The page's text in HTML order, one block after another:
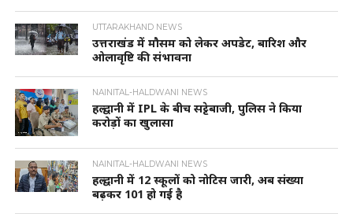
UTTARAKHAND NEWS
उत्तराखंड में मौसम को लेकर अपडेट, बारिश और
ओलावृष्टि की संभावना
NAINITAL-HALDWANI NEWS
हल्द्वानी में IPL के बीच सट्टेबाजी, पुलिस ने किया
करोड़ों का खुलासा
NAINITAL-HALDWANI NEWS
हल्द्वानी में 12 स्कूलों को नोटिस जारी, अब संख्या
बढ़कर 101 हो गई है